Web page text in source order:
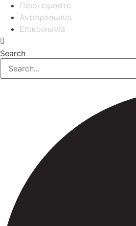
Ποιοι είμαστε
Αντιπρόσωποι
Επικοινωνία
Search